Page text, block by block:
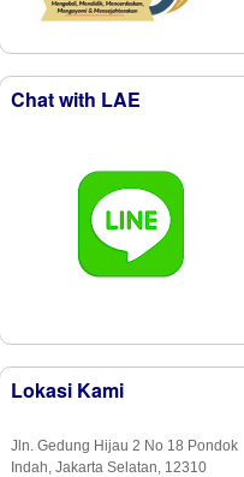
Chat with LAE
Lokasi Kami
Jln. Gedung Hijau 2 No 18 Pondok
Indah, Jakarta Selatan, 12310